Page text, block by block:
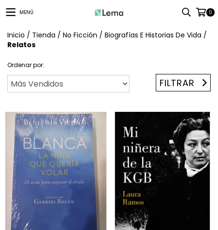
MENÚ 0
Inicio / Tienda / No Ficción / Biografías E Historias De Vida /
Relatos
Ordenar por:
FILTRAR